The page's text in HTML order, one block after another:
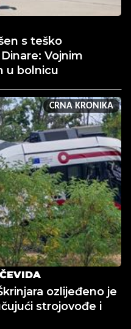
s teško
Vojnim
u bolnicu
CRNA KRONIKA
ozlijeđeno je
strojovođe i